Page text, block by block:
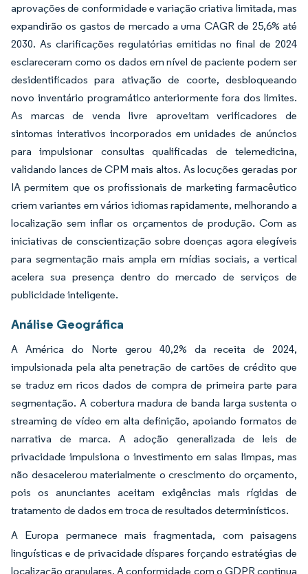
aprovações de conformidade e variação criativa limitada, mas
expandirão os gastos de mercado a uma CAGR de 25,6% até
2030. As clarificações regulatórias emitidas no final de 2024
esclareceram como os dados em nível de paciente podem ser
desidentificados para ativação de coorte, desbloqueando
novo inventário programático anteriormente fora dos limites.
As marcas de venda livre aproveitam verificadores de
sintomas interativos incorporados em unidades de anúncios
para impulsionar consultas qualificadas de telemedicina,
validando lances de CPM mais altos. As locuções geradas por
IA permitem que os profissionais de marketing farmacêutico
criem variantes em vários idiomas rapidamente, melhorando a
localização sem inflar os orçamentos de produção. Com as
iniciativas de conscientização sobre doenças agora elegíveis
para segmentação mais ampla em mídias sociais, a vertical
acelera sua presença dentro do mercado de serviços de
publicidade inteligente.
Análise Geográfica
A América do Norte gerou 40,2% da receita de 2024,
impulsionada pela alta penetração de cartões de crédito que
se traduz em ricos dados de compra de primeira parte para
segmentação. A cobertura madura de banda larga sustenta o
streaming de vídeo em alta definição, apoiando formatos de
narrativa de marca. A adoção generalizada de leis de
privacidade impulsiona o investimento em salas limpas, mas
não desacelerou materialmente o crescimento do orçamento,
pois os anunciantes aceitam exigências mais rígidas de
tratamento de dados em troca de resultados determinísticos.
A Europa permanece mais fragmentada, com paisagens
linguísticas e de privacidade díspares forçando estratégias de
localização granulares. A conformidade com o GDPR continua